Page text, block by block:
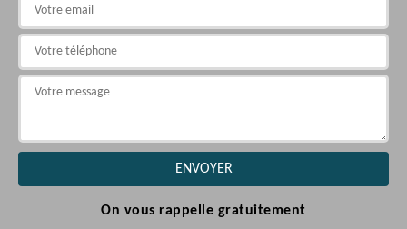
On vous rappelle gratuitement